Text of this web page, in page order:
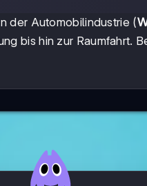
der Automobilindustrie (
bis hin zur Raumfahrt.